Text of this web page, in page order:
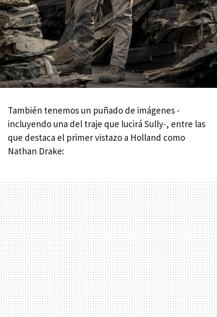
También tenemos un puñado de imágenes -
incluyendo una del traje que lucirá Sully-, entre las
que destaca el primer vistazo a Holland como
Nathan Drake: